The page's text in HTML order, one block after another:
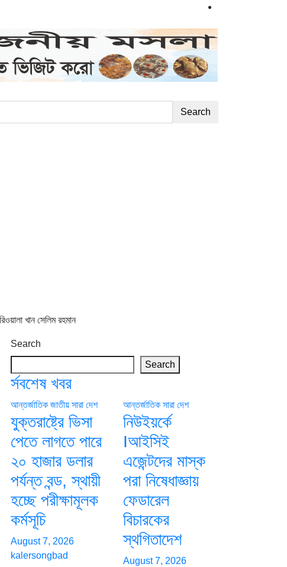
Search
খান সেলিম রহমান
Search
Search
র্সবশেষ খবর
আন্তর্জাতিক জাতীয় সারা দেশ
যুক্তরাষ্ট্রে ভিসা
পেতে লাগতে পারে
২০ হাজার ডলার
পর্যন্ত বন্ড, স্থায়ী
হচ্ছে পরীক্ষামূলক
কর্মসূচি
August 7, 2026
kalersongbad
আন্তর্জাতিক সারা দেশ
নিউইয়র্কে
Iআইসিই
এজেন্টদের মাস্ক
পরা নিষেধাজ্ঞায়
ফেডারেল
বিচারকের
স্থগিতাদেশ
August 7, 2026